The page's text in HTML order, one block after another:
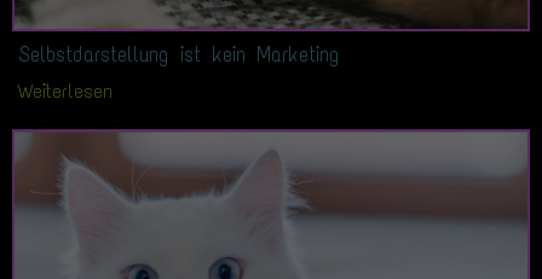
Selbstdarstellung ist kein Marketing
Weiterlesen